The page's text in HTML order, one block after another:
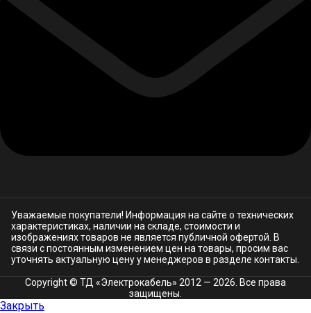
Уважаемые покупатели! Информация на сайте о технических
характеристиках, наличии на складе, стоимости и
изображениях товаров не является публичной офертой. В
связи с постоянным изменением цен на товары, просим вас
уточнять актуальную цену у менеджеров в разделе контакты.
Copyright © ТД «Электрокабель»​ 2012 — 2026. Все права
защищены.
Закрыть